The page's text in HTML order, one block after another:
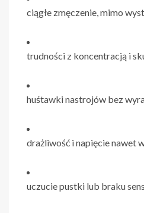
ciągłe zmęczenie, mimo
trudności z koncentracją i
huśtawki nastrojów bez
drażliwość i napięcie nawet
uczucie pustki lub braku